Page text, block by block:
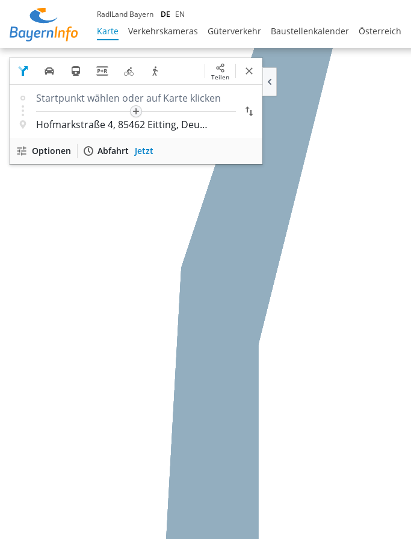
Karte Verkehrskameras Güterverkehr Baustellenkalender Österreich
RadlLand Bayern DE EN
Teilen
Optionen Abfahrt Jetzt